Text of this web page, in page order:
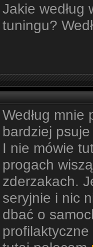
Jakie według
tuningu?
Według
bardziej
I nie mówie
progach
zderzakach.
seryjnie i nic
dbać o